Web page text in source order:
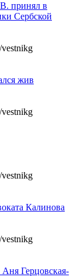
принял в
Сербской
жив
Калинова
Герцовская-